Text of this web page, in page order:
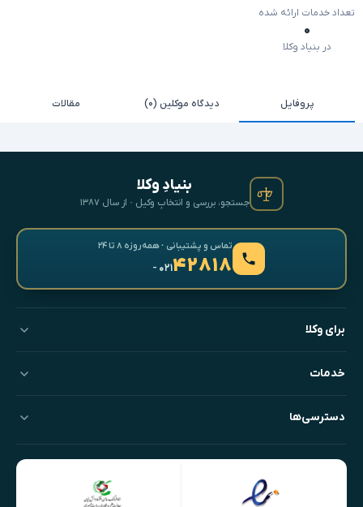
تعداد خدمات ارائه شده
۰
در بنیاد وکلا
پروفایل دیدگاه موکلین (۰) مقالات
بنیادِ وکلا
جستجو، بررسی و انتخابِ وکیل · از سال ۱۳۸۷
تماس و پشتیبانی · همه‌روزه ۸ تا ۲۴
۴۲۸۱۸- ۰۲۱
برای وکلا
خدمات
دسترسی‌ها